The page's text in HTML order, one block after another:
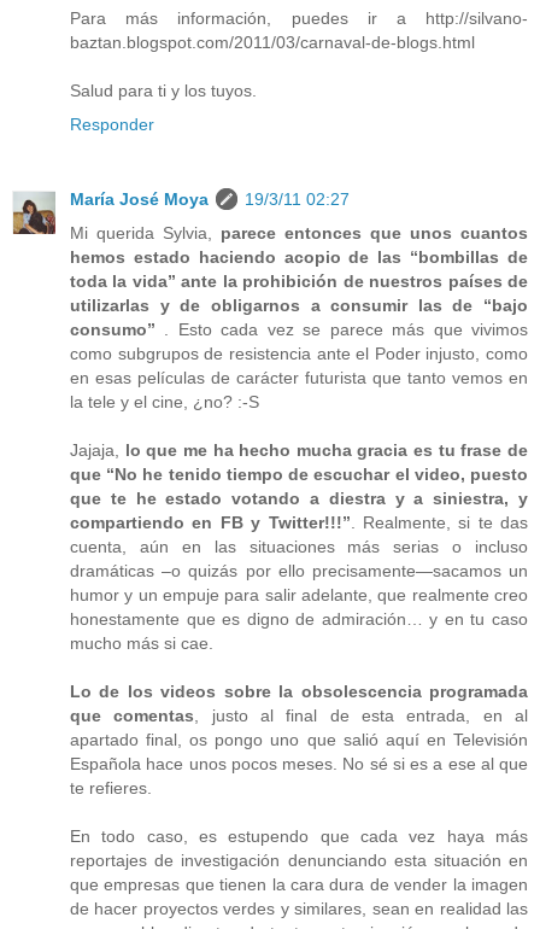
Para más información, puedes ir a http://silvano-
baztan.blogspot.com/2011/03/carnaval-de-blogs.html
Salud para ti y los tuyos.
Responder
María José Moya
19/3/11 02:27
Mi querida Sylvia, parece entonces que unos cuantos
hemos estado haciendo acopio de las “bombillas de
toda la vida” ante la prohibición de nuestros países de
utilizarlas y de obligarnos a consumir las de “bajo
consumo”
. Esto cada vez se parece más que vivimos
como subgrupos de resistencia ante el Poder injusto, como
en esas películas de carácter futurista que tanto vemos en
la tele y el cine, ¿no? :-S
Jajaja, lo que me ha hecho mucha gracia es tu frase de
que “No he tenido tiempo de escuchar el video, puesto
que te he estado votando a diestra y a siniestra, y
compartiendo en FB y Twitter!!!” . Realmente, si te das
cuenta, aún en las situaciones más serias o incluso
dramáticas –o quizás por ello precisamente—sacamos un
humor y un empuje para salir adelante, que realmente creo
honestamente que es digno de admiración… y en tu caso
mucho más si cae.
Lo de los videos sobre la obsolescencia programada
que comentas , justo al final de esta entrada, en al
apartado final, os pongo uno que salió aquí en Televisión
Española hace unos pocos meses. No sé si es a ese al que
te refieres.
En todo caso, es estupendo que cada vez haya más
reportajes de investigación denunciando esta situación en
que empresas que tienen la cara dura de vender la imagen
de hacer proyectos verdes y similares, sean en realidad las